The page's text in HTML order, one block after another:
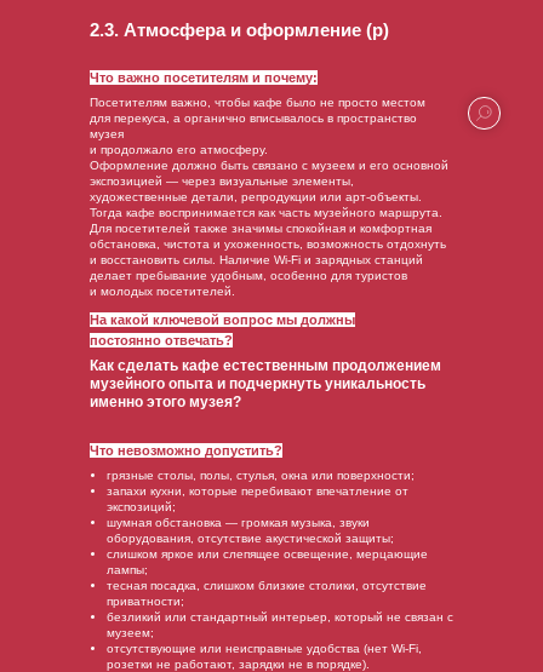
2.3. Атмосфера и оформление (р)
Посетителям важно, чтобы кафе было не просто местом
для перекуса, а органично вписывалось в пространство
музея
и продолжало его атмосферу.
Оформление должно быть связано с музеем и его основной
экспозицией — через визуальные элементы,
художественные детали, репродукции или арт-объекты.
Тогда кафе воспринимается как часть музейного маршрута.
Для посетителей также значимы спокойная и комфортная
обстановка, чистота и ухоженность, возможность отдохнуть
и восстановить силы. Наличие Wi-Fi и зарядных станций
делает пребывание удобным, особенно для туристов
и молодых посетителей.
грязные столы, полы, стулья, окна или поверхности;
запахи кухни, которые перебивают впечатление от
экспозиций;
шумная обстановка — громкая музыка, звуки
оборудования, отсутствие акустической защиты;
слишком яркое или слепящее освещение, мерцающие
лампы;
тесная посадка, слишком близкие столики, отсутствие
приватности;
безликий или стандартный интерьер, который не связан с
музеем;
отсутствующие или неисправные удобства (нет Wi-Fi,
розетки не работают, зарядки не в порядке).
Как сделать кафе естественным продолжением
музейного опыта и подчеркнуть уникальность
именно этого музея?
Что важно посетителям и почему:
Что невозможно допустить?
На какой ключевой вопрос мы должны
постоянно отвечать?